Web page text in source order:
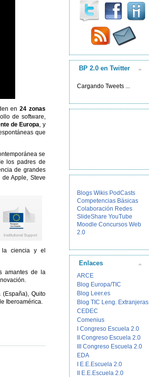
en 24 zonas
de software,
de Europa, y
que
se
los padres de
de grandes
Apple, Steve
la ciencia y el
amantes de la
Quito
Iberoamérica.
BP 2.0 en Twitter
Cargando Tweets ...
Blogs Wikis PodCasts
Competencias Básicas
Colaboración Redes
SlideShare YouTube
Moodle Concursos Web
2.0
Enlaces
ARCE
Blog Europa/TIC
Blog Leer.es
Blog TIC Leng. Extranjeras
CEDEC
Comenius
I Congreso Escuela 2.0
II Congreso Escuela 2.0
III Congreso Escuela 2.0
EDA
I E.E.Escuela 2.0
II E.E.Escuela 2.0